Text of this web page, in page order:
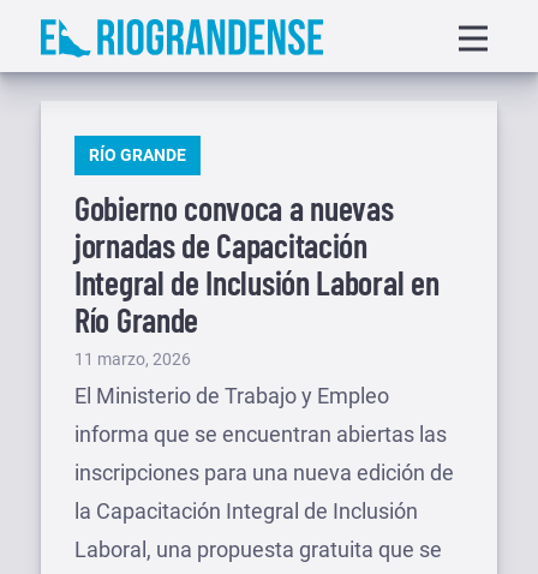
Saltar
menu
PUBLICADO
RÍO GRANDE
Gobierno convoca a nuevas
jornadas de Capacitación
Integral de Inclusión Laboral en
Río Grande
Publicado
el
11 marzo, 2026
El Ministerio de Trabajo y Empleo
informa que se encuentran abiertas las
inscripciones para una nueva edición de
la Capacitación Integral de Inclusión
Laboral, una propuesta gratuita que se